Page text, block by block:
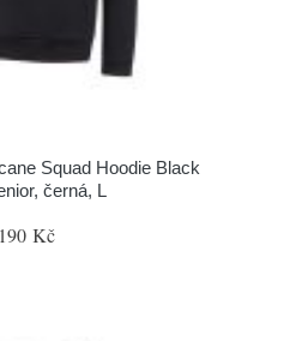
Squad Hoodie Black
černá, L
Kč